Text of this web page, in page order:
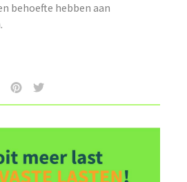
behoefte hebben aan